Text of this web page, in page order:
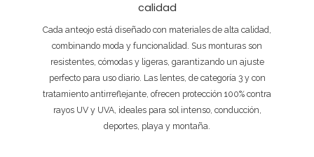
calidad
Cada anteojo está diseñado con materiales de alta calidad,
combinando moda y funcionalidad. Sus monturas son
resistentes, cómodas y ligeras, garantizando un ajuste
perfecto para uso diario. Las lentes, de categoría 3 y con
tratamiento antirreflejante, ofrecen protección 100% contra
rayos UV y UVA, ideales para sol intenso, conducción,
deportes, playa y montaña.